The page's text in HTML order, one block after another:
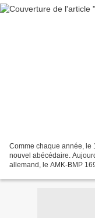
Comme chaque année, le
nouvel abécédaire.
allemand, le AMK-BMP